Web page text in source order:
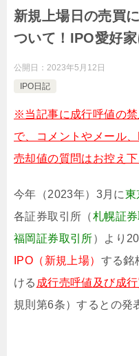
新規上場日の売買
ついて！IPO愛好
公開日： 2023年5月12日
IPO日記
※当記事に成行呼値の
で、コメントやメール
売却値の質問はお控え下
今年（2023年）3月に東
各証券取引所（札幌証
福岡証券取引所）より
IPO（新規上場） する銘
ける 成行売呼値及び成
規則第6条）するとの発